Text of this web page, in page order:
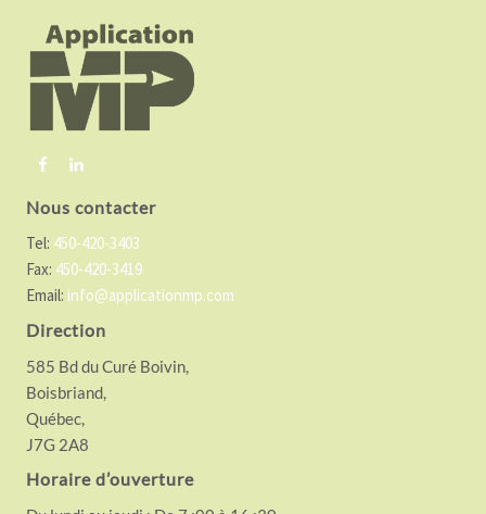
Nous contacter
Tel: 450-420-3403
Fax: 450-420-3419
Email: info@applicationmp.com
Direction
585 Bd du Curé Boivin,
Boisbriand,
Québec,
J7G 2A8
Horaire d’ouverture